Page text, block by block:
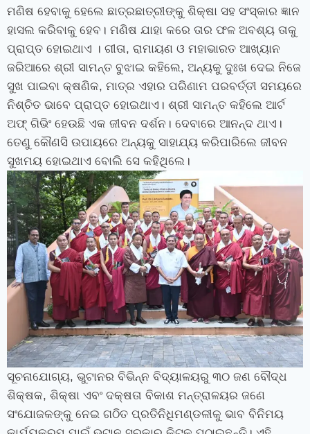
ମଣିଷ ହେବାକୁ ହେଲେ ଛାତ୍ରଛାତ୍ରୀଙ୍କୁ ଶିକ୍ଷା ସହ ସଂସ୍କାର ଜ୍ଞାନ
ହାସଲ କରିବାକୁ ହେବ। ମଣିଷ ଯାହା କରେ ତାର ଫଳ ଅବଶ୍ୟ ତାକୁ
ପ୍ରାପ୍ତ ହୋଇଥାଏ । ଗୀତା, ରାମାୟଣ ଓ ମହାଭାରତ ଆଖ୍ୟାନ
ଜରିଆରେ ଶ୍ରୀ ସାମନ୍ତ ବୁଝାଇ କହିଲେ, ଅନ୍ୟକୁ ଦୁଃଖ ଦେଇ ନିଜେ
ସୁଖ ପାଇବା କ୍ଷଣିକ, ମାତ୍ର ଏହାର ପରିଣାମ ପରବର୍ତ୍ତୀ ସମୟରେ
ନିଶ୍ଚିତ ଭାବେ ପ୍ରାପ୍ତ ହୋଇଥାଏ। ଶ୍ରୀ ସାମନ୍ତ କହିଲେ ଆର୍ଟ
ଅଫ୍ ଗିଭିଂ ହେଉଛି ଏକ ଜୀବନ ଦର୍ଶନ। ଦେବାରେ ଆନନ୍ଦ ଥାଏ।
ତେଣୁ କୌଣସି ଉପାୟରେ ଅନ୍ୟକୁ ସାହାଯ୍ୟ କରିପାରିଲେ ଜୀବନ
ସୁଖମୟ ହୋଇଥାଏ ବୋଲି ସେ କହିଥିଲେ।
ସୂଚନାଯୋଗ୍ୟ, ଭୁଟାନର ବିଭିନ୍ନ ବିଦ୍ୟାଳୟରୁ ୩୦ ଜଣ ବୌଦ୍ଧ
ଶିକ୍ଷକ, ଶିକ୍ଷା ଏବଂ ଦକ୍ଷତା ବିକାଶ ମନ୍ତ୍ରାଳୟର ଜଣେ
ସଂଯୋଜକଙ୍କୁ ନେଇ ଗଠିତ ପ୍ରତିନିଧିମଣ୍ଡଳୀକୁ ଭାବ ବିନିମୟ